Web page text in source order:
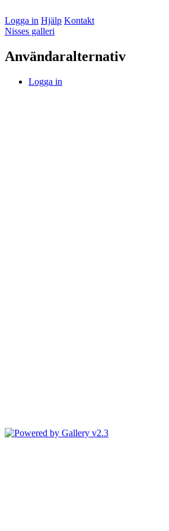
Logga in Hjälp Kontakt
Nisses galleri
Användaralternativ
Logga in